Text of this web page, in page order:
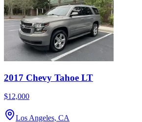
2017 Chevy Tahoe LT
$12,000
Los Angeles, CA